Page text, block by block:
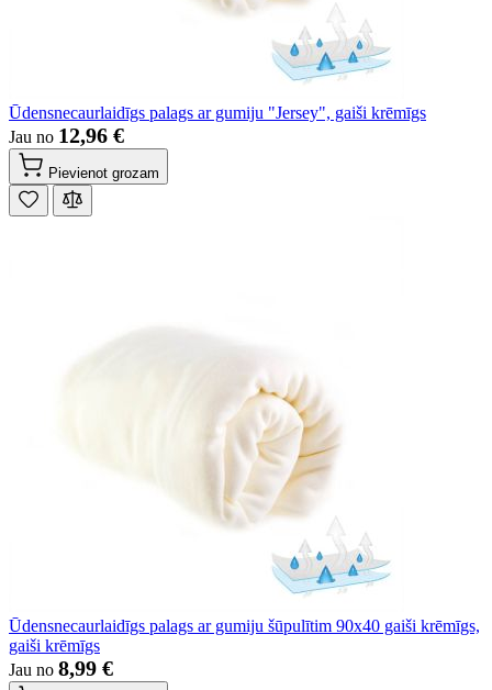
Ūdensnecaurlaidīgs palags ar gumiju "Jersey", gaiši krēmīgs
Jau no 12,96 €
Pievienot grozam
Ūdensnecaurlaidīgs palags ar gumiju šūpulītim 90x40 gaiši krēmīgs,
gaiši krēmīgs
Jau no 8,99 €